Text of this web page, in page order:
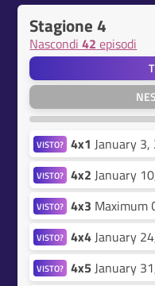
Stagione 4
Nascondi42 episodi
VISTO? 4x1 January
VISTO? 4x2 January
VISTO? 4x3 Maximum
VISTO? 4x4January
VISTO? 4x5 January